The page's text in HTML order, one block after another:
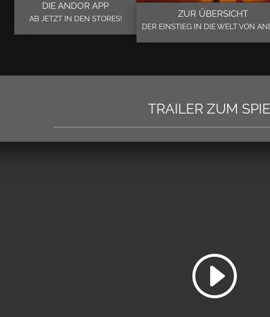
DIE ANDOR APP
AB JETZT IN DEN STORES! ZUR ÜBERSICHT
DER EINSTIEG IN DIE WELT VON
TRAILER ZUM